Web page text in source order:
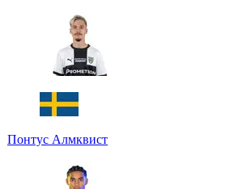
Понтус Алмквист